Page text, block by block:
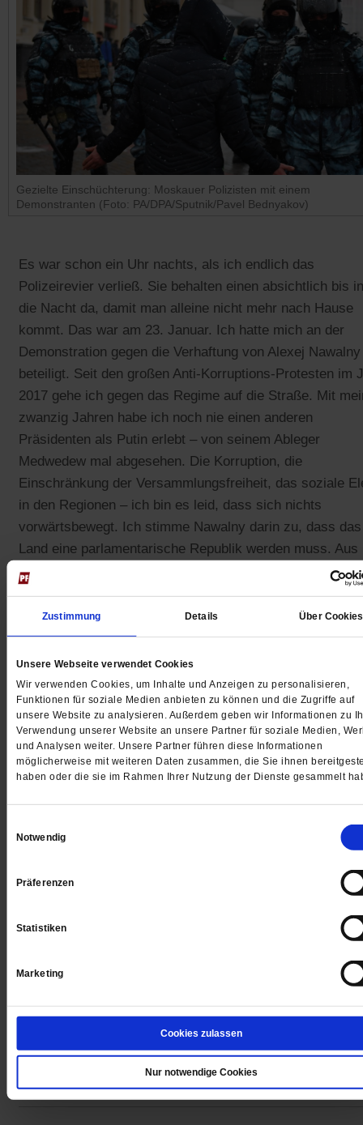
Zustimmung Details Über Cookies
Unsere Webseite verwendet Cookies
Wir verwenden Cookies, um Inhalte und Anzeigen zu personalisieren,
Funktionen für soziale Medien anbieten zu können und die Zugriffe auf
unsere Website zu analysieren. Außerdem geben wir Informationen zu
Verwendung unserer Website an unsere Partner für soziale Medien,
und Analysen weiter. Unsere Partner führen diese Informationen
möglicherweise mit weiteren Daten zusammen, die Sie ihnen
haben oder die sie im Rahmen Ihrer Nutzung der Dienste gesammelt
Notwendig
Präferenzen
Statistiken
Marketing
Cookies zulassen
Nur notwendige Cookies
Gezielte Einschüchterung: Moskauer Polizisten mit einem
Demonstranten (Foto: PA/DPA/Sputnik/Pavel Bednyakov)
Es war schon ein Uhr nachts, als ich endlich das
Polizeirevier verließ. Sie behalten einen absichtlich bis in
die Nacht da, damit man alleine nicht mehr nach Hause
kommt. Das war am 23. Januar. Ich hatte mich an der
Demonstration gegen die Verhaftung von Alexej Nawalny
beteiligt. Seit den großen Anti-Korruptions-Protesten im
2017 gehe ich gegen das Regime auf die Straße. Mit
zwanzig Jahren habe ich noch nie einen anderen
Präsidenten als Putin erlebt – von seinem Ableger
Medwedew mal abgesehen. Die Korruption, die
Einschränkung der Versammlungsfreiheit, das soziale
in den Regionen – ich bin es leid, dass sich nichts
vorwärtsbewegt. Ich stimme Nawalny darin zu, dass das
Land eine parlamentarische Republik werden muss. Aus
dem Staatsfernsehen sind oppositionelle Meinungen
gut wie verschwunden. Dort heißt es immer: Wenn Putin
geht, dann wird alles schlecht. Junge Menschen mit
liberalen Überzeugungen wie ich informieren sich
nur noch über das Internet.
Gedruckt + Digital
Jetzt für 1 € testen